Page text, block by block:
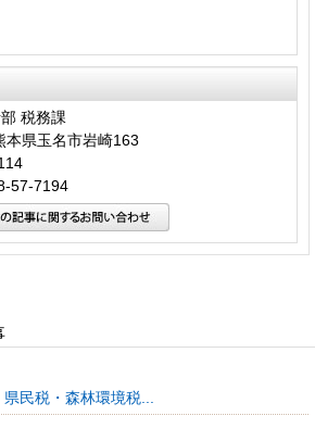
税務課
県玉名市岩崎163
57-7194
民税・森林環境税...